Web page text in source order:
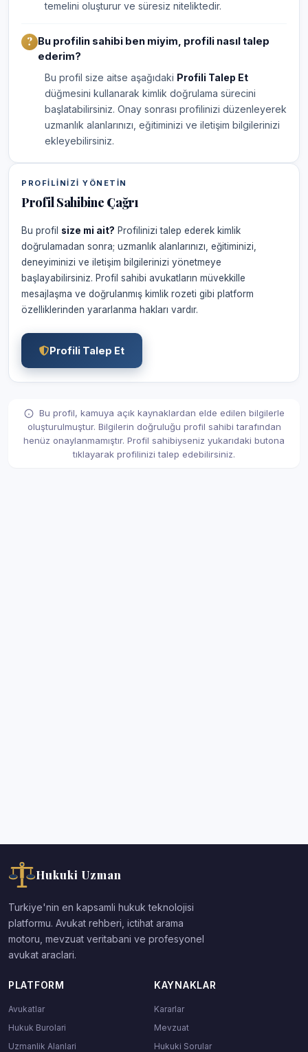
temelini oluşturur ve süresiz niteliktedir.
Bu profilin sahibi ben miyim, profili nasıl talep
ederim?
Bu profil size aitse aşağıdaki Profili Talep Et
düğmesini kullanarak kimlik doğrulama sürecini
başlatabilirsiniz. Onay sonrası profilinizi düzenleyerek
uzmanlık alanlarınızı, eğitiminizi ve iletişim bilgilerinizi
ekleyebilirsiniz.
PROFILINIZI YÖNETIN
Profil Sahibine Çağrı
Bu profil size mi ait? Profilinizi talep ederek kimlik
doğrulamadan sonra; uzmanlık alanlarınızı, eğitiminizi,
deneyiminizi ve iletişim bilgilerinizi yönetmeye
başlayabilirsiniz. Profil sahibi avukatların müvekkille
mesajlaşma ve doğrulanmış kimlik rozeti gibi platform
özelliklerinden yararlanma hakları vardır.
Profili Talep Et
Bu profil, kamuya açık kaynaklardan elde edilen bilgilerle
oluşturulmuştur. Bilgilerin doğruluğu profil sahibi tarafından
henüz onaylanmamıştır. Profil sahibiyseniz yukarıdaki butona
tıklayarak profilinizi talep edebilirsiniz.
Hukuki Uzman
Turkiye'nin en kapsamli hukuk teknolojisi
platformu. Avukat rehberi, ictihat arama
motoru, mevzuat veritabani ve profesyonel
avukat araclari.
PLATFORM
Avukatlar
Hukuk Burolari
Uzmanlik Alanlari
KAYNAKLAR
Kararlar
Mevzuat
Hukuki Sorular